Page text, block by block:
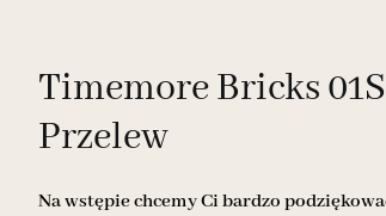
Timemore Bricks
Przelew
Na wstępie chcemy Ci bardzo